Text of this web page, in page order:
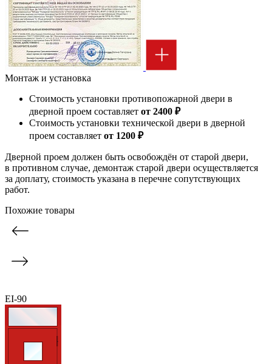
Монтаж и установка
Стоимость установки противопожарной двери в
дверной проем составляет от 2400 ₽
Стоимость установки технической двери в дверной
проем составляет от 1200 ₽
Дверной проем должен быть освобождён от старой двери,
в противном случае, демонтаж старой двери осуществляется
за доплату, стоимость указана в перечне сопутствующих
работ.
Похожие товары
EI-90